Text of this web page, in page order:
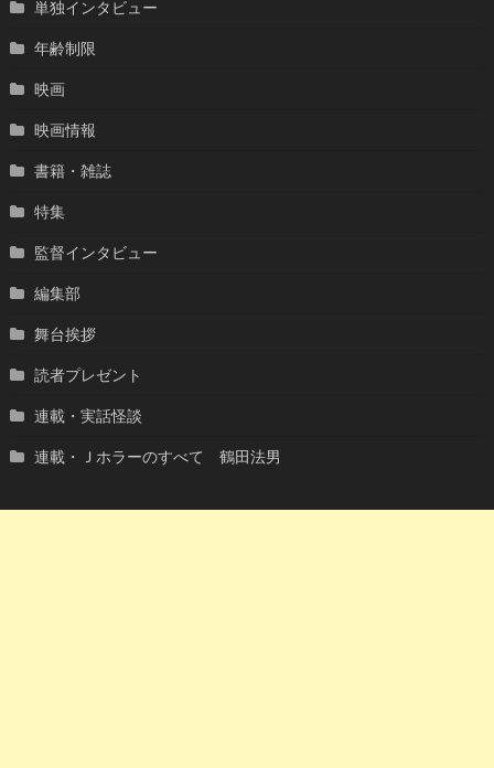
単独インタビュー
年齢制限
映画
映画情報
書籍・雑誌
特集
監督インタビュー
編集部
舞台挨拶
読者プレゼント
連載・実話怪談
連載・Ｊホラーのすべて 鶴田法男